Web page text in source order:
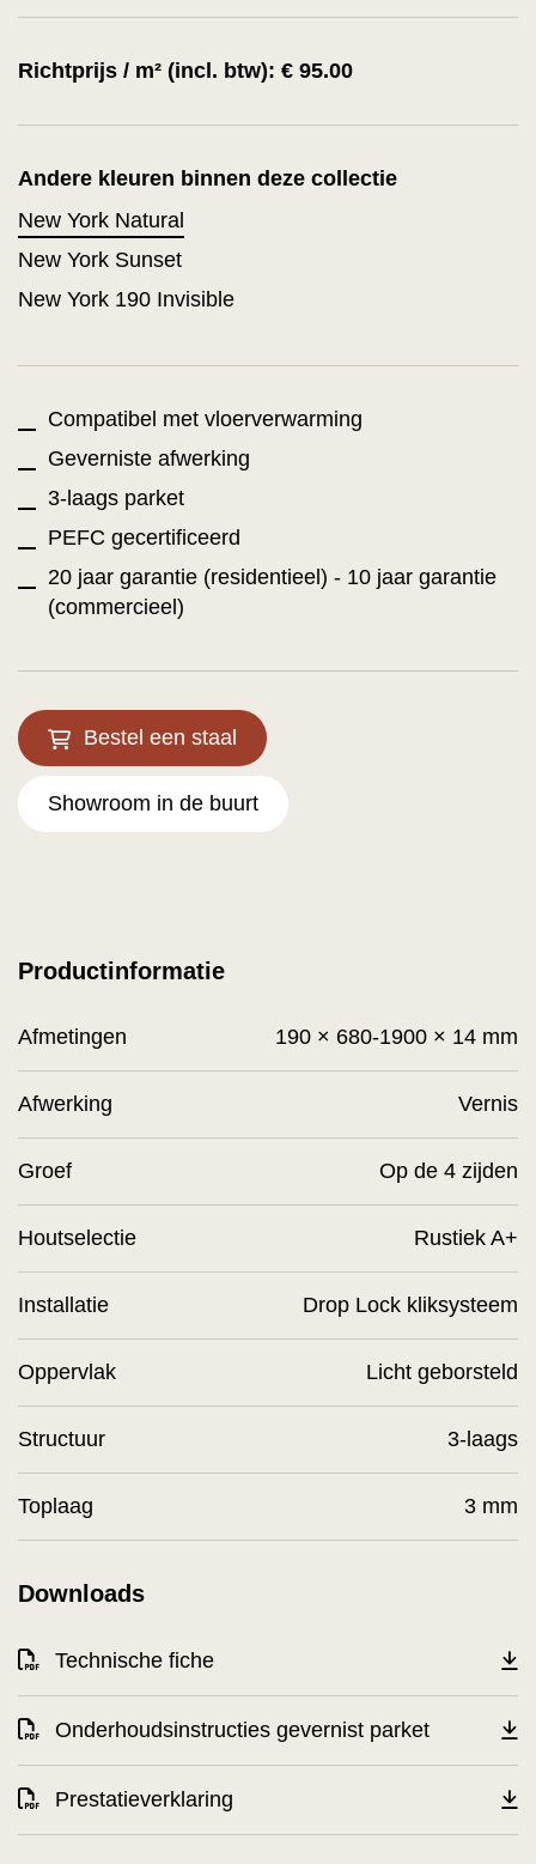
Richtprijs / m² (incl. btw): € 95.00
Andere kleuren binnen deze collectie
New York Natural
New York Sunset
New York 190 Invisible
Compatibel met vloerverwarming
Geverniste afwerking
3-laags parket
PEFC gecertificeerd
20 jaar garantie (residentieel) - 10 jaar garantie
(commercieel)
Bestel een staal
Showroom in de buurt
Downloads
Technische fiche
Onderhoudsinstructies gevernist parket
Prestatieverklaring
Productinformatie
Afmetingen 190 × 680-1900 × 14 mm
Afwerking Vernis
Groef Op de 4 zijden
Houtselectie Rustiek A+
Installatie Drop Lock kliksysteem
Oppervlak Licht geborsteld
Structuur 3-laags
Toplaag 3 mm